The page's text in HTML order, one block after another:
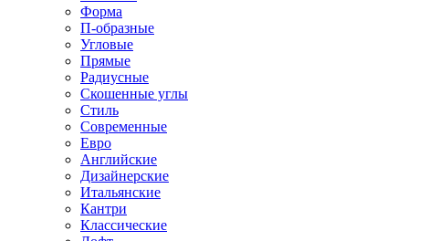
Форма
П-образные
Угловые
Прямые
Радиусные
Скошенные углы
Стиль
Современные
Евро
Английские
Дизайнерские
Итальянские
Кантри
Классические